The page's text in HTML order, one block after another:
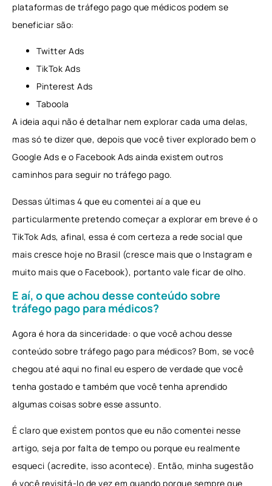
plataformas de tráfego pago que médicos podem se
beneficiar são:
Twitter Ads
TikTok Ads
Pinterest Ads
Taboola
A ideia aqui não é detalhar nem explorar cada uma delas,
mas só te dizer que, depois que você tiver explorado bem o
Google Ads e o Facebook Ads ainda existem outros
caminhos para seguir no tráfego pago.
Dessas últimas 4 que eu comentei aí a que eu
particularmente pretendo começar a explorar em breve é o
TikTok Ads, afinal, essa é com certeza a rede social que
mais cresce hoje no Brasil (cresce mais que o Instagram e
muito mais que o Facebook), portanto vale ficar de olho.
E aí, o que achou desse conteúdo sobre
tráfego pago para médicos?
Agora é hora da sinceridade: o que você achou desse
conteúdo sobre tráfego pago para médicos? Bom, se você
chegou até aqui no final eu espero de verdade que você
tenha gostado e também que você tenha aprendido
algumas coisas sobre esse assunto.
É claro que existem pontos que eu não comentei nesse
artigo, seja por falta de tempo ou porque eu realmente
esqueci (acredite, isso acontece). Então, minha sugestão
é você revisitá-lo de vez em quando porque sempre que